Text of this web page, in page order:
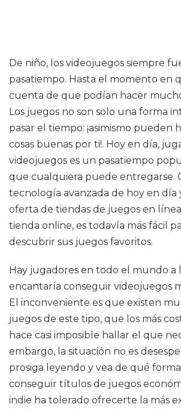
De niño, los videojuegos siempre
pasatiempo. Hasta el momento en
cuenta de que podían hacer
Los juegos no son solo una forma
pasar el tiempo: ¡asimismo pueden
cosas buenas por ti!. Hoy en día,
videojuegos es un pasatiempo
que cualquiera puede entregarse.
tecnología avanzada de hoy en día
oferta de tiendas de juegos en
tienda online, es todavía más fácil
descubrir sus juegos favoritos.
Hay jugadores en todo el mundo a
encantaría conseguir videojuegos
El inconveniente es que existen
juegos de este tipo, que los más
hace casi imposible hallar el que
embargo, la situación no es
prosiga leyendo y vea de qué
conseguir títulos de juegos
indie ha tolerado ofrecerte la más